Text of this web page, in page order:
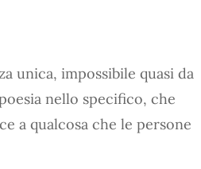
unica, impossibile quasi da
nello specifico, che
a qualcosa che le persone